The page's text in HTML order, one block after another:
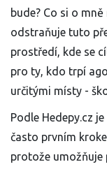
bude? Co si o
odstraňuje tuto
prostředí, kde se
pro ty, kdo trpí
určitými místy -
Podle Hedepy.cz
často prvním
protože umožňuje